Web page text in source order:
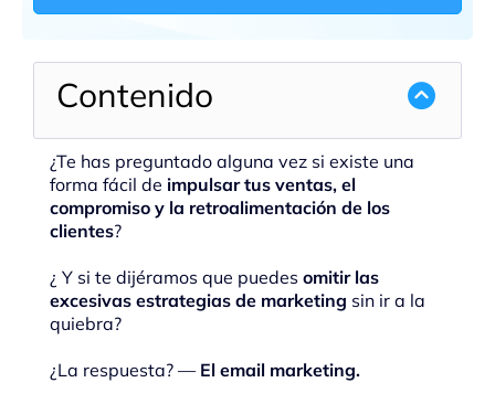
Contenido
¿Te has preguntado alguna vez si existe una
forma fácil de impulsar tus ventas, el
compromiso y la retroalimentación de los
clientes?
¿ Y si te dijéramos que puedes omitir las
excesivas estrategias de marketing sin ir a la
quiebra?
¿La respuesta? —El email marketing.